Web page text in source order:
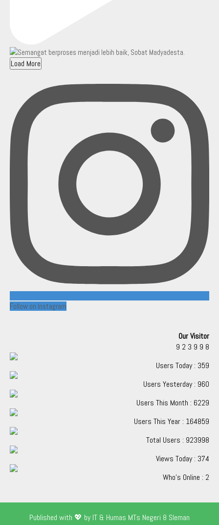
Load More
Follow on Instagram
Our Visitor
9 2 3 9 9 8
Users Today : 359
Users Yesterday : 960
Users This Month : 6229
Users This Year : 164859
Total Users : 923998
Views Today : 374
Who's Online : 2
Published with 💖 by IT & Humas MTs Negeri 8 Sleman